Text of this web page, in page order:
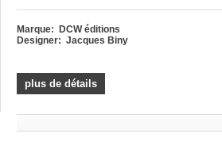
Marque: DCW éditions
Designer: Jacques Biny
plus de détails